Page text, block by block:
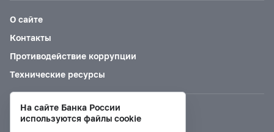
О сайте
Контакты
Противодействие коррупции
Технические ресурсы
Версия для слабовидящих
На сайте Банка России
используются файлы cookie